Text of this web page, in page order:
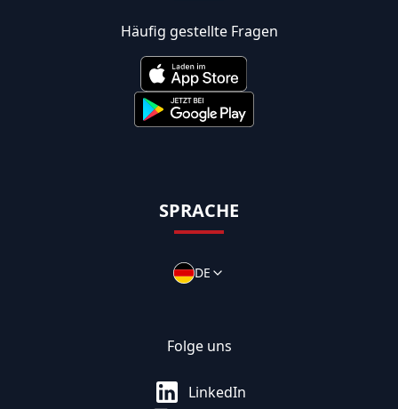
Häufig gestellte Fragen
SPRACHE
DE
Folge uns
LinkedIn